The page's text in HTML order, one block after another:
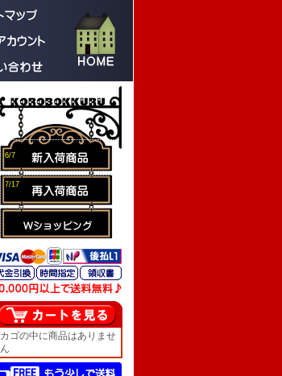
6/7
7/17
カゴの中に商品はありませ
ん